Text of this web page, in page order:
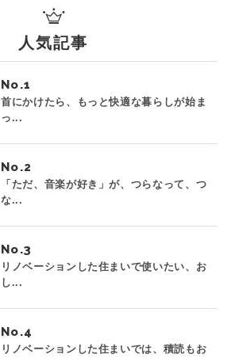
人気記事
No.
首にかけたら、もっと快適な暮らしが始ま
っ...
No.
「ただ、音楽が好き」が、つらなって、つ
な...
No.
リノベーションした住まいで使いたい、お
し...
No.
リノベーションした住まいでは、積読もお